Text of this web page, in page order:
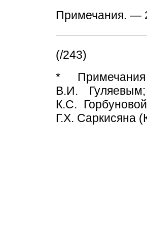
Примечания. —
(/243)
*
В.И.
К.С.
Г.X. Саркисяна